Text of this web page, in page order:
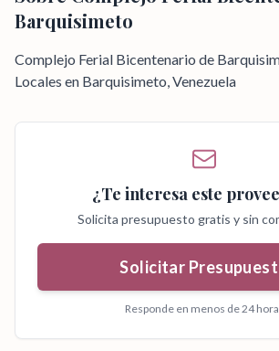
Barquisimeto
Complejo Ferial Bicentenario de
Locales en Barquisimeto, Venezuela
¿Te interesa este
Solicita presupuesto gratis y sin
Solicitar
Responde en menos de 24